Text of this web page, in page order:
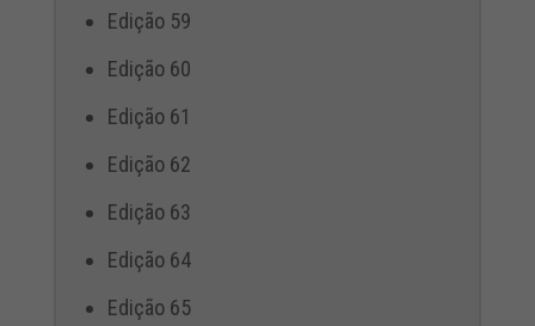
Edição 59
Edição 60
Edição 61
Edição 62
Edição 63
Edição 64
Edição 65